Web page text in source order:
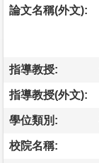
論文名稱(外文):
指導教授:
指導教授(外文):
學位類別:
校院名稱: